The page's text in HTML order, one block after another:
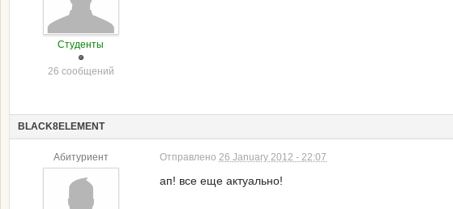
Студенты
26 сообщений
BLACK8ELEMENT
Абитуриент Отправлено 26 January 2012 - 22:07
ап! все еще актуально!